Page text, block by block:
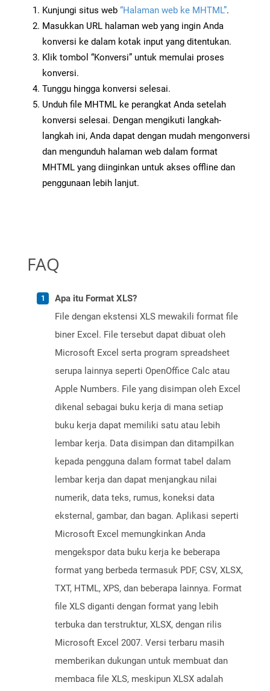
Kunjungi situs web “Halaman web ke MHTML”.
Masukkan URL halaman web yang ingin Anda
konversi ke dalam kotak input yang ditentukan.
Klik tombol “Konversi” untuk memulai proses
konversi.
Tunggu hingga konversi selesai.
Unduh file MHTML ke perangkat Anda setelah
konversi selesai. Dengan mengikuti langkah-
langkah ini, Anda dapat dengan mudah mengonversi
dan mengunduh halaman web dalam format
MHTML yang diinginkan untuk akses offline dan
penggunaan lebih lanjut.
FAQ
Apa itu Format XLS?
File dengan ekstensi XLS mewakili format file
biner Excel. File tersebut dapat dibuat oleh
Microsoft Excel serta program spreadsheet
serupa lainnya seperti OpenOffice Calc atau
Apple Numbers. File yang disimpan oleh Excel
dikenal sebagai buku kerja di mana setiap
buku kerja dapat memiliki satu atau lebih
lembar kerja. Data disimpan dan ditampilkan
kepada pengguna dalam format tabel dalam
lembar kerja dan dapat menjangkau nilai
numerik, data teks, rumus, koneksi data
eksternal, gambar, dan bagan. Aplikasi seperti
Microsoft Excel memungkinkan Anda
mengekspor data buku kerja ke beberapa
format yang berbeda termasuk PDF, CSV, XLSX,
TXT, HTML, XPS, dan beberapa lainnya. Format
file XLS diganti dengan format yang lebih
terbuka dan terstruktur, XLSX, dengan rilis
Microsoft Excel 2007. Versi terbaru masih
memberikan dukungan untuk membuat dan
membaca file XLS, meskipun XLSX adalah